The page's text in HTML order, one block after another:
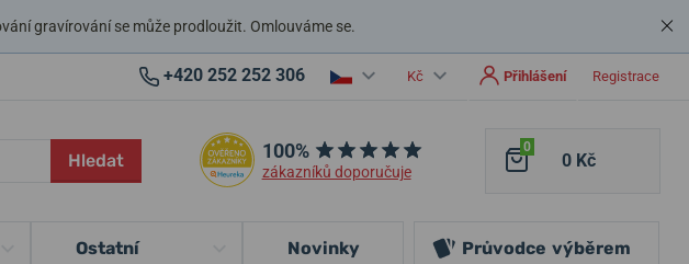
gravírování se může prodloužit. Omlouváme se.
+420 252 252 306 Kč Přihlášení Registrace
Hledat 100%
zákazníků doporučuje
0
0 Kč
Ostatní Novinky Průvodce výběrem